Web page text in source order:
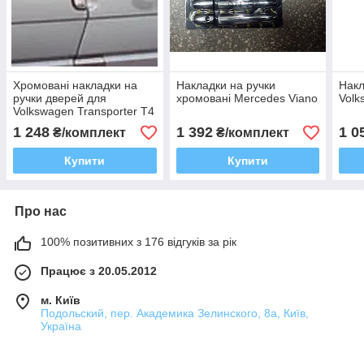
Хромовані накладки на
ручки дверей для
Volkswagen Transporter T4
1 248 ₴/комплект
Купити
Накладки на ручки
хромовані Mercedes Viano
1 392₴/комплект
Купити
1
Про нас
100% позитивних з 176 відгуків за рік
Працює з 20.05.2012
м. Київ
Подольский, пер. Академика Зелинского, 8а, Київ,
Україна